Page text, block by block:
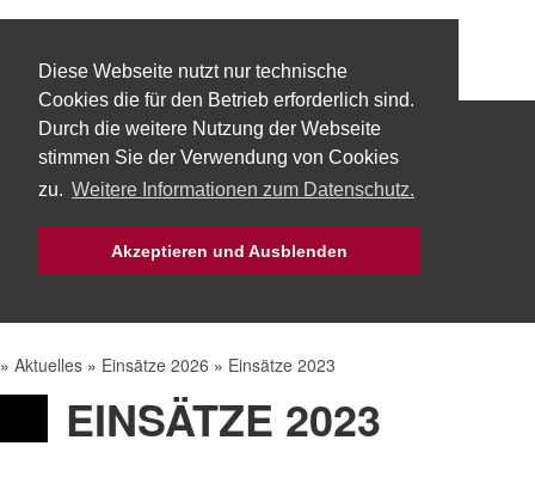
Diese Webseite nutzt nur technische
Cookies die für den Betrieb erforderlich sind.
Durch die weitere Nutzung der Webseite
stimmen Sie der Verwendung von Cookies
zu. Weitere Informationen zum Datenschutz.
Akzeptieren und Ausblenden
Start Über uns Fachbereiche
» Aktuelles » Einsätze 2026 » Einsätze 2023
EINSÄTZE 2023